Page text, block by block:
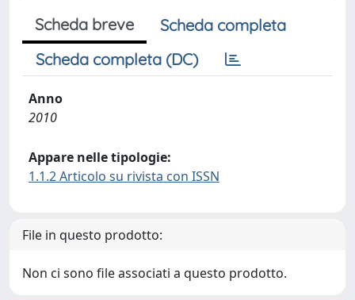
Scheda breve
Scheda completa
Scheda completa (DC)
Anno
2010
Appare nelle tipologie:
1.1.2 Articolo su rivista con ISSN
File in questo prodotto:
Non ci sono file associati a questo prodotto.